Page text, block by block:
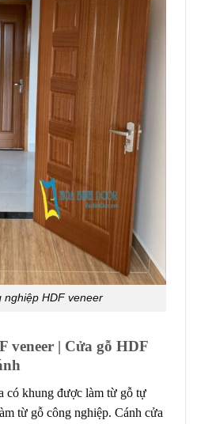
nghiệp HDF veneer
veneer | Cửa gỗ HDF
có khung được làm từ gỗ tự
từ gỗ công nghiệp. Cánh cửa